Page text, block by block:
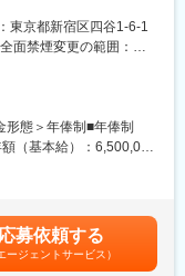
、ユーザー数7,000万人
。
、そしてそれを基盤と
一気に推進することを
がら）PayPayチャージ
ーザーの利便性を向上
東京都新宿区四谷1-6-1
面禁煙変更の範囲：会
形態＞年俸制■年俸制
（基本給）：6,500,000
＞■経験、スキル、業
年1回見直し■時間外勤
て、一部をPayPayアカ
応募依頼する
ージェントサービス）